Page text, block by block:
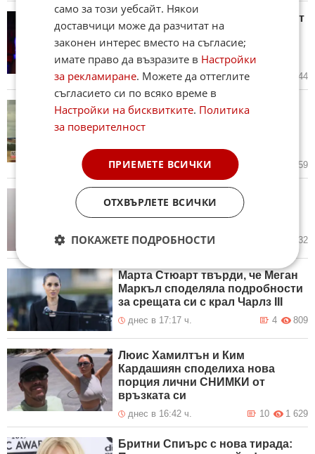
Зендая и Том Холанд се оттеглят
от Холивуд след края на
годината, за да се радват на
брака си
днес в 19:05 ч. 544
97-годишна британка счупи
за полет върху крилото на
самолет (ВИДЕО)
днес в 18:27 ч. 759
Кая Гербер стана същинско
копие на майка си Синди
Крауфорд (СНИМКИ)
днес в 17:47 ч. 1 632
Марта Стюарт твърди, че Меган
Маркъл споделяла подробности
за срещата си с крал Чарлз III
днес в 17:17 ч. 809
4
Люис Хамилтън и Ким
Кардашиян споделиха нова
порция лични СНИМКИ от
връзката си
днес в 16:42 ч. 1 629
10
Бритни Спиърс с нова тирада:
само за този уебсайт. Някои
доставчици може да разчитат на
законен интерес вместо на съгласие;
имате право да възразите в Настройки
за рекламиране. Можете да оттеглите
съгласието си по всяко време в
Настройки на бисквитките. Политика
за поверителност
ПРИЕМЕТЕ ВСИЧКИ
ОТХВЪРЛЕТЕ ВСИЧКИ
ПОКАЖЕТЕ ПОДРОБНОСТИ